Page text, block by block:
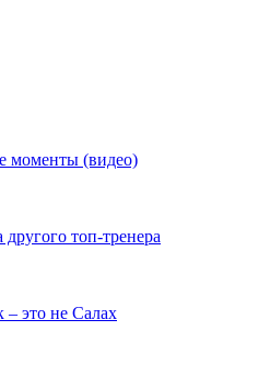
моменты (видео)
топ-тренера
– это не Салах